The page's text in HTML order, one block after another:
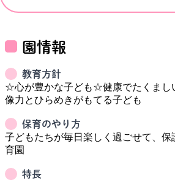
園情報
教育方針
☆心が豊かな子ども☆健康でたくまし
像力とひらめきがもてる子ども
保育のやり方
子どもたちが毎日楽しく過ごせて、保
育園
特長